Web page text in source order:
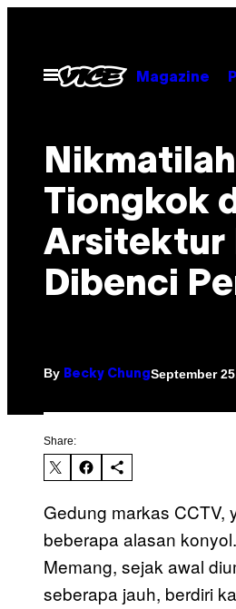
contentOpen
Menu
Magazine
Tiongkok
Arsitektur
Dibenci
By Becky Chung September
Share:
Gedung markas CCTV,
beberapa alasan
Memang, sejak awal
seberapa jauh, berdiri